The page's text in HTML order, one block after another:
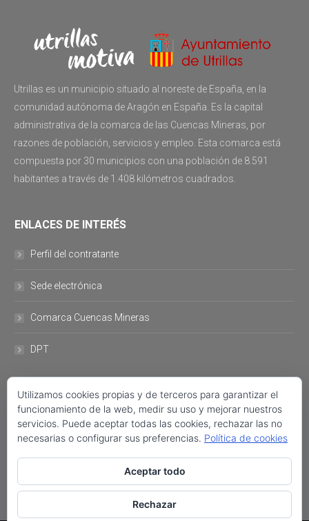
Utrillas es un municipio situado al noreste de España, en la
comunidad autónoma de Aragón en España. Es la capital
administrativa de la comarca de las Cuencas Mineras, por
razones de población, servicios y empleo. Esta comarca está
compuesta por 30 municipios con una población de 8.591
habitantes a través de 1.408 kilómetros cuadrados.
ENLACES DE INTERÉS
Perfil del contratante
Sede electrónica
Comarca Cuencas Mineras
DPT
DATOS DE CONTACTO
Plaza del Ayuntamiento, 11 44760- Utrillas +34 978 757 001 FAX:
+34 978 758 222 ayuntamiento@utrillas.org
Utilizamos cookies propias y de terceros para garantizar el
funcionamiento de la web, medir su uso y mejorar nuestros
servicios. Puede aceptar todas las cookies, rechazar las no
necesarias o configurar sus preferencias. Política de cookies
Aceptar todo
Rechazar